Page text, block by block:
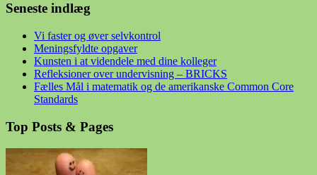
Seneste indlæg
Vi faster og øver selvkontrol
Meningsfyldte opgaver
Kunsten i at videndele med dine kolleger
Refleksioner over undervisning – BRICKS
Fælles Mål i matematik og de amerikanske Common Core
Standards
Top Posts & Pages